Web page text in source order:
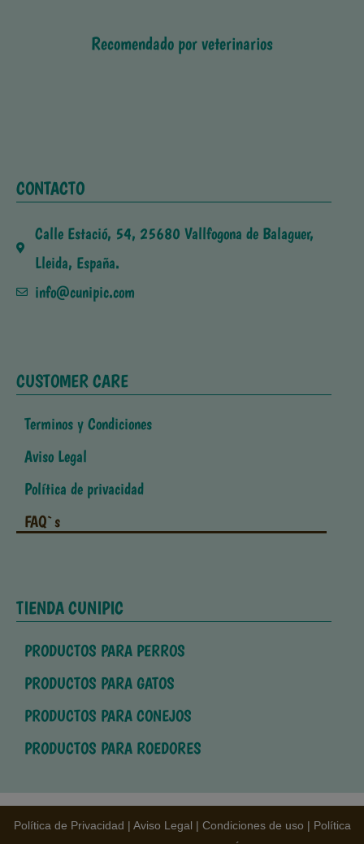
Recomendado por veterinarios
CONTACTO
Calle Estació, 54, 25680 Vallfogona de Balaguer,
Lleida, España.
info@cunipic.com
CUSTOMER CARE
Terminos y Condiciones
Aviso Legal
Política de privacidad
FAQ`s
TIENDA CUNIPIC
PRODUCTOS PARA PERROS
PRODUCTOS PARA GATOS
PRODUCTOS PARA CONEJOS
PRODUCTOS PARA ROEDORES
Política de Privacidad | Aviso Legal | Condiciones de uso | Política